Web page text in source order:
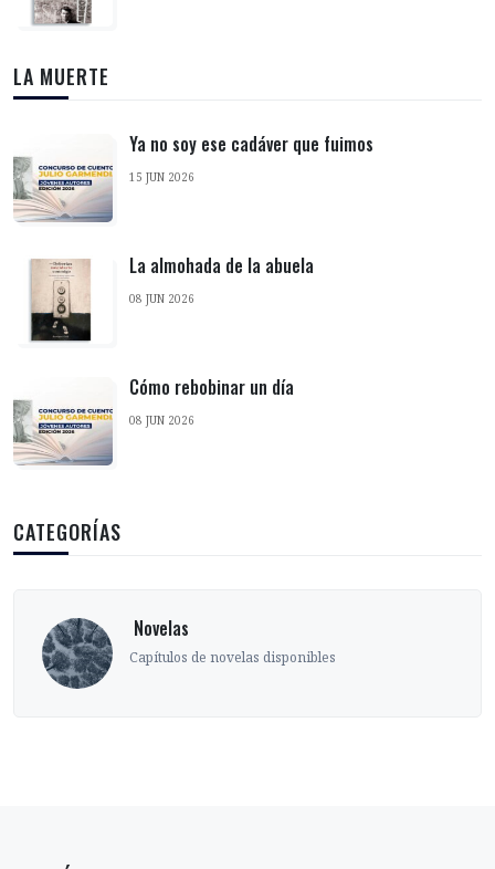
LA MUERTE
Ya no soy ese cadáver que fuimos
15 JUN 2026
La almohada de la abuela
08 JUN 2026
Cómo rebobinar un día
08 JUN 2026
CATEGORÍAS
‎ Novelas
Capítulos de novelas disponibles